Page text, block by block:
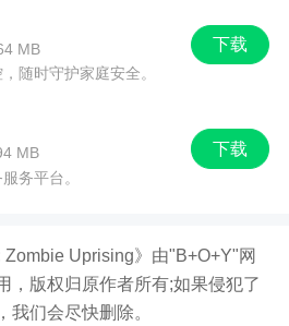
下载
MB
随时守护家庭安全。
下载
MB
务平台。
Zombie Uprising》由"B+O+Y"网
，版权归原作者所有;如果侵犯了
我们会尽快删除。